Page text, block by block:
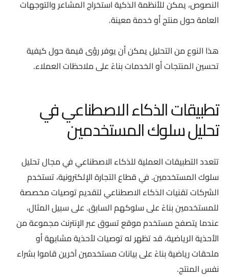
النصوص، يمكن للأنظمة الذكية استخراج المشاعر والتوجهات
العامة حول منتج أو خدمة معينة.
هذا النوع من التحليل يمكن أن يوفر رؤى قيمة حول كيفية
تحسين المنتجات أو الخدمات بناءً على ملاحظات العملاء.
تطبيقات الذكاء الاصطناعي في
تحليل سلوك المستخدمين
تتعدد التطبيقات العملية للذكاء الاصطناعي في مجال تحليل
سلوك المستخدمين. في قطاع التجارة الإلكترونية، تستخدم
الشركات تقنيات الذكاء الاصطناعي لتقديم توصيات مخصصة
للمستخدمين بناءً على سلوكهم السابق. على سبيل المثال،
عندما يتصفح مستخدم موقع تسوق عبر الإنترنت مجموعة من
الأحذية الرياضية، قد تظهر له توصيات لأحذية مشابهة أو
ملحقات رياضية بناءً على بيانات مستخدمين آخرين قاموا بشراء
نفس المنتج.